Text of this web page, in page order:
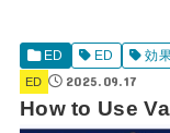
ED ED 効
ED 2025.09.17
How to Use